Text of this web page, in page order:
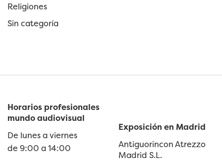
Religiones
Sin categoría
Horarios profesionales
mundo audiovisual
De lunes a viernes
de 9:00 a 14:00
Exposición en Madrid
Antiguorincon Atrezzo
Madrid S.L.